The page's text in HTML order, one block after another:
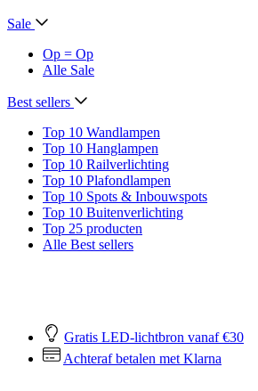
Sale
Op = Op
Alle Sale
Best sellers
Top 10 Wandlampen
Top 10 Hanglampen
Top 10 Railverlichting
Top 10 Plafondlampen
Top 10 Spots & Inbouwspots
Top 10 Buitenverlichting
Top 25 producten
Alle Best sellers
Gratis LED-lichtbron vanaf €30
Achteraf betalen met Klarna